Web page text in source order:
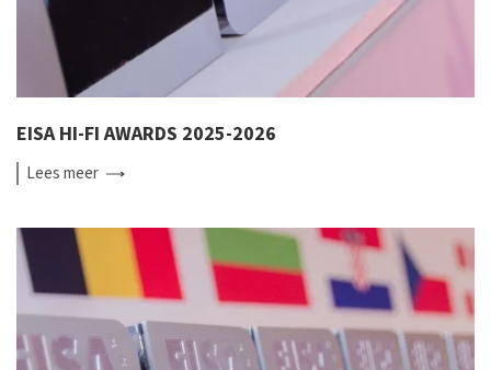
EISA HI-FI AWARDS 2025-2026
Leesmeer